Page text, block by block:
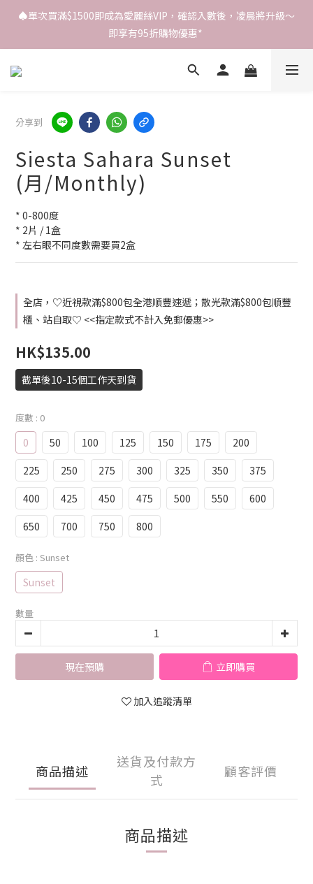
♠️單次買滿$1500即成為愛麗絲VIP，確認入數後，凌晨將升級～
即享有95折購物優惠*
分享到
Siesta Sahara Sunset
(月/Monthly)
* 0-800度
* 2片 / 1盒
* 左右眼不同度數需要買2盒
全店，♡近視款滿$800包全港順豐速遞；散光款滿$800包順豐
櫃、站自取♡ <<指定款式不計入免郵優惠>>
HK$135.00
截單後10-15個工作天到貨
度數 : 0
0 50 100 125 150 175
200
225
250 275 300 325 350
375
400
425 450 475 500 550
600
650
700 750 800
顏色 : Sunset
Sunset
數量
現在預購 立即購買
加入追蹤清單
商品描述
送貨及付款方
式
顧客評價
商品描述